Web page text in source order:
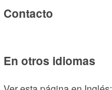
Contacto
En otros idiomas